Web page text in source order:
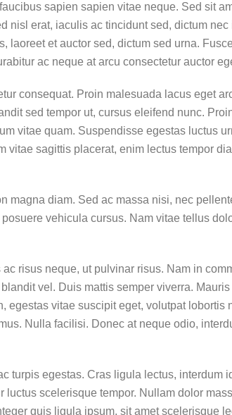
sapien sapien vitae neque. Sed sit
nisl erat, iaculis ac tincidunt sed, dictum
et auctor sed, dictum sed urna.
ac neque at arcu consectetur auctor
consequat. Proin malesuada lacus eget
sed tempor ut, cursus eleifend nunc.
vitae quam. Suspendisse egestas luctus
sagittis placerat, enim lectus tempor
magna diam. Sed ac massa nisi, nec
vehicula cursus. Nam vitae tellus
risus neque, ut pulvinar risus. Nam in
vel. Duis mattis semper viverra.
vitae suscipit eget, volutpat lobortis
Nulla facilisi. Donec at neque odio,
turpis egestas. Cras ligula lectus, interdum
scelerisque tempor. Nullam dolor
quis ligula ipsum, sit amet scelerisque